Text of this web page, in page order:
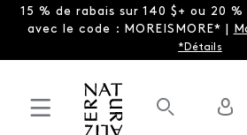
15 % de rabais sur 140 $+ ou 20
avec le code : MOREISMORE* |
*Détails